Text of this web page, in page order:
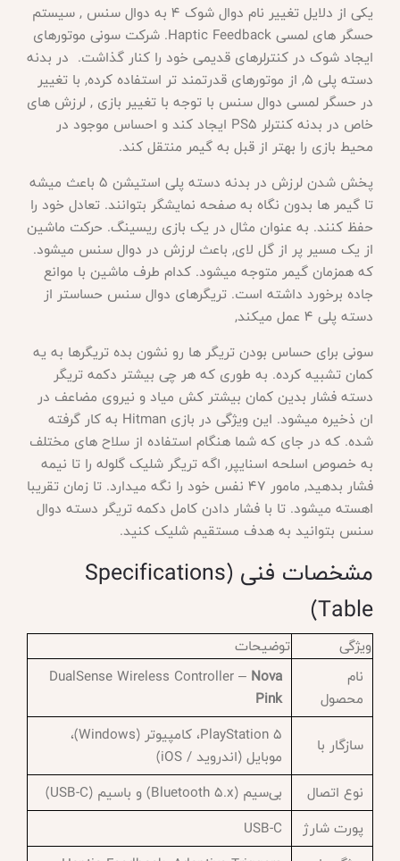
یکی از دلایل تغییر نام دوال شوک 4 به دوال سنس , سیستم
حسگر های لمسی
Haptic Feedback. شرکت سونی موتورهای
ایجاد شوک در کنترلرهای قدیمی خود را کنار گذاشت. در بدنه
دسته پلی 5, از موتورهای قدرتمند تر استفاده کرده, با تغییر
در حسگر لمسی دوال سنس با توجه با تغییر بازی , لرزش های
خاص در بدنه کنترلر PS5 ایجاد کند و احساس موجود در
محیط بازی را بهتر از قبل به گیمر منتقل کند.
پخش شدن لرزش در بدنه دسته پلی استیشن 5 باعث میشه
تا گیمر ها بدون نگاه به صفحه نمایشگر بتوانند. تعادل خود را
حفظ کنند. به عنوان مثال در یک بازی ریسینگ. حرکت ماشین
از یک مسیر پر از گل لای, باعث لرزش در دوال سنس میشود.
که همزمان گیمر متوجه میشود. کدام طرف ماشین با موانع
جاده برخورد داشته است. تریگرهای دوال سنس حساستر از
دسته پلی 4 عمل میکند
,
سونی برای حساس بودن تریگر ها رو نشون بده تریگرها به یه
کمان تشبیه کرده. به طوری که هر چی بیشتر دکمه تریگر
دسته فشار بدین کمان بیشتر کش میاد و نیروی مضاعف در
ان ذخیره میشود. این ویژگی در بازی
Hitman به کار گرفته
شده. که در جای که شما هنگام استفاده از سلاح های مختلف
به خصوص اسلحه اسنایپر, اگه تریگر شلیک گلوله را تا نیمه
فشار بدهید, مامور 47 نفس خود را نگه میدارد. تا زمان تقریبا
اهسته میشود. تا با فشار دادن کامل دکمه تریگر دسته دوال
سنس بتوانید به هدف مستقیم شلیک کنید.
مشخصات فنی (Specifications
Table)
ویژگی
توضیحات
نام
محصول
DualSense Wireless Controller – Nova
Pink
سازگار با
PlayStation 5، کامپیوتر (Windows)،
موبایل (اندروید / iOS)
نوع اتصال
بی‌سیم (Bluetooth 5.x) و باسیم (USB-C)
پورت شارژ
USB-C